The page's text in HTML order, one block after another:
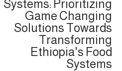
Systems: Prioritizing
Game Changing
Solutions Towards
Transforming
Ethiopia's Food
Systems